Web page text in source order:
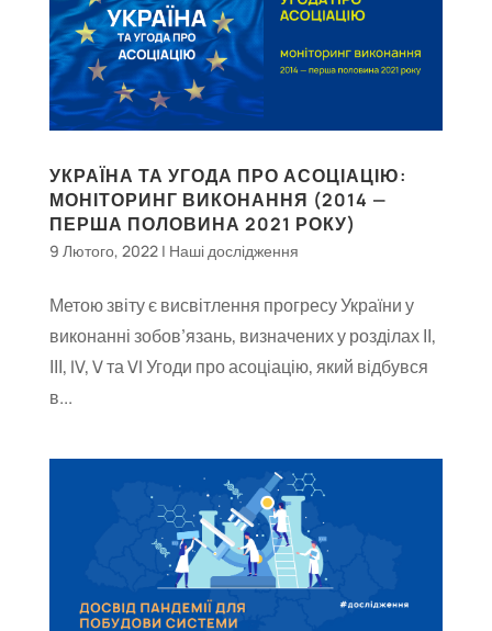
УКРАЇНА ТА УГОДА ПРО АСОЦІАЦІЮ:
МОНІТОРИНГ ВИКОНАННЯ (2014 —
ПЕРША ПОЛОВИНА 2021 РОКУ)
9 Лютого, 2022| Наші дослідження
Метою звіту є висвітлення прогресу України у
виконанні зобов’язань, визначених у розділах ІІ,
ІІІ, IV, V та VI Угоди про асоціацію, який відбувся
в...